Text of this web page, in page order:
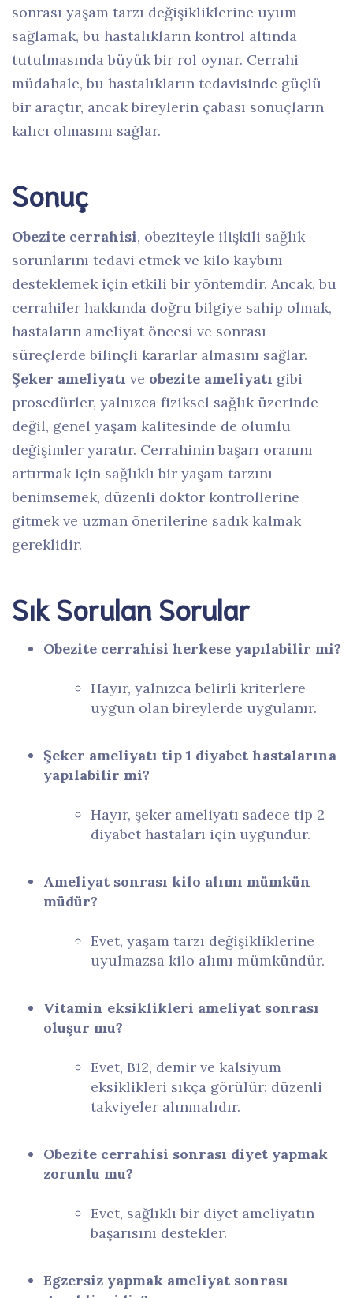
sonrası yaşam tarzı değişikliklerine uyum
sağlamak, bu hastalıkların kontrol altında
tutulmasında büyük bir rol oynar. Cerrahi
müdahale, bu hastalıkların tedavisinde güçlü
bir araçtır, ancak bireylerin çabası sonuçların
kalıcı olmasını sağlar.
Sonuç
Obezite cerrahisi, obeziteyle ilişkili sağlık
sorunlarını tedavi etmek ve kilo kaybını
desteklemek için etkili bir yöntemdir. Ancak, bu
cerrahiler hakkında doğru bilgiye sahip olmak,
hastaların ameliyat öncesi ve sonrası
süreçlerde bilinçli kararlar almasını sağlar.
Şeker ameliyatı ve obezite ameliyatı gibi
prosedürler, yalnızca fiziksel sağlık üzerinde
değil, genel yaşam kalitesinde de olumlu
değişimler yaratır. Cerrahinin başarı oranını
artırmak için sağlıklı bir yaşam tarzını
benimsemek, düzenli doktor kontrollerine
gitmek ve uzman önerilerine sadık kalmak
gereklidir.
Sık Sorulan Sorular
Obezite cerrahisi herkese yapılabilir mi?
Hayır, yalnızca belirli kriterlere
uygun olan bireylerde uygulanır.
Şeker ameliyatı tip 1 diyabet hastalarına
yapılabilir mi?
Hayır, şeker ameliyatı sadece tip 2
diyabet hastaları için uygundur.
Ameliyat sonrası kilo alımı mümkün
müdür?
Evet, yaşam tarzı değişikliklerine
uyulmazsa kilo alımı mümkündür.
Vitamin eksiklikleri ameliyat sonrası
oluşur mu?
Evet, B12, demir ve kalsiyum
eksiklikleri sıkça görülür; düzenli
takviyeler alınmalıdır.
Obezite cerrahisi sonrası diyet yapmak
zorunlu mu?
Evet, sağlıklı bir diyet ameliyatın
başarısını destekler.
Egzersiz yapmak ameliyat sonrası